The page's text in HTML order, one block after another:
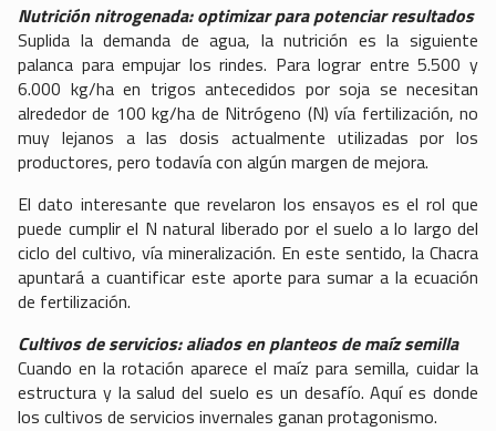
Nutrición nitrogenada: optimizar para potenciar resultados
Suplida la demanda de agua, la nutrición es la siguiente
palanca para empujar los rindes. Para lograr entre 5.500 y
6.000 kg/ha en trigos antecedidos por soja se necesitan
alrededor de 100 kg/ha de Nitrógeno (N) vía fertilización, no
muy lejanos a las dosis actualmente utilizadas por los
productores, pero todavía con algún margen de mejora.
El dato interesante que revelaron los ensayos es el rol que
puede cumplir el N natural liberado por el suelo a lo largo del
ciclo del cultivo, vía mineralización. En este sentido, la Chacra
apuntará a cuantificar este aporte para sumar a la ecuación
de fertilización.
Cultivos de servicios: aliados en planteos de maíz semilla
Cuando en la rotación aparece el maíz para semilla, cuidar la
estructura y la salud del suelo es un desafío. Aquí es donde
los cultivos de servicios invernales ganan protagonismo.